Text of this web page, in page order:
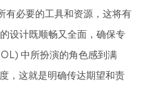
有必要的工具和资源，这将有
设计既顺畅又全面，确保专
中所扮演的角色感到满
，这就是明确传达期望和责